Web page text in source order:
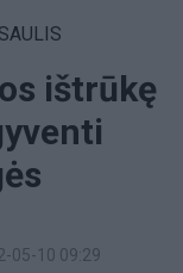
ištrūkę
05-10 09:29